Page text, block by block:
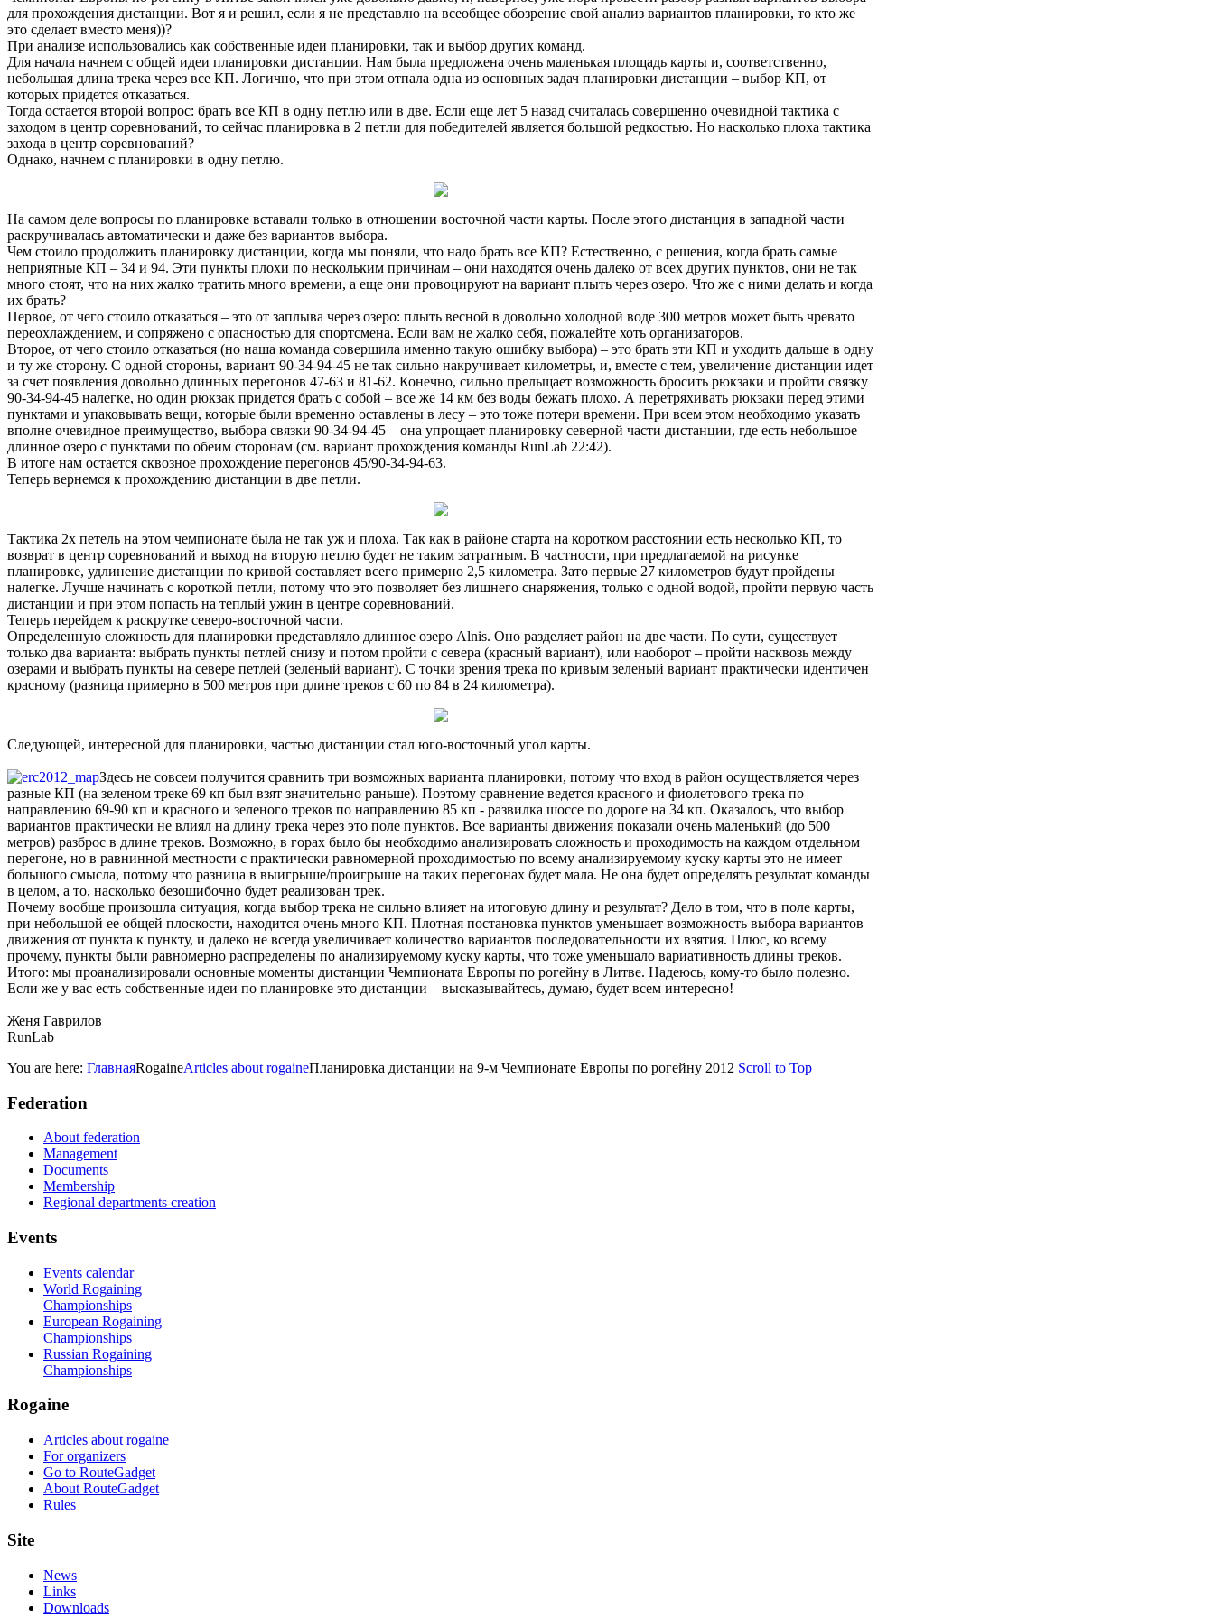
для прохождения дистанции. Вот я и решил, если я не представлю на всеобщее обозрение свой анализ вариантов планировки, то кто же
это сделает вместо меня))?
При анализе использовались как собственные идеи планировки, так и выбор других команд.
Для начала начнем с общей идеи планировки дистанции. Нам была предложена очень маленькая площадь карты и, соответственно,
небольшая длина трека через все КП. Логично, что при этом отпала одна из основных задач планировки дистанции – выбор КП, от
которых придется отказаться.
Тогда остается второй вопрос: брать все КП в одну петлю или в две. Если еще лет 5 назад считалась совершенно очевидной тактика с
заходом в центр соревнований, то сейчас планировка в 2 петли для победителей является большой редкостью. Но насколько плоха тактика
захода в центр соревнований?
Однако, начнем с планировки в одну петлю.
На самом деле вопросы по планировке вставали только в отношении восточной части карты. После этого дистанция в западной части
раскручивалась автоматически и даже без вариантов выбора.
Чем стоило продолжить планировку дистанции, когда мы поняли, что надо брать все КП? Естественно, с решения, когда брать самые
неприятные КП – 34 и 94. Эти пункты плохи по нескольким причинам – они находятся очень далеко от всех других пунктов, они не так
много стоят, что на них жалко тратить много времени, а еще они провоцируют на вариант плыть через озеро. Что же с ними делать и когда
их брать?
Первое, от чего стоило отказаться – это от заплыва через озеро: плыть весной в довольно холодной воде 300 метров может быть чревато
переохлаждением, и сопряжено с опасностью для спортсмена. Если вам не жалко себя, пожалейте хоть организаторов.
Второе, от чего стоило отказаться (но наша команда совершила именно такую ошибку выбора) – это брать эти КП и уходить дальше в одну
и ту же сторону. С одной стороны, вариант 90-34-94-45 не так сильно накручивает километры, и, вместе с тем, увеличение дистанции идет
за счет появления довольно длинных перегонов 47-63 и 81-62. Конечно, сильно прельщает возможность бросить рюкзаки и пройти связку
90-34-94-45 налегке, но один рюкзак придется брать с собой – все же 14 км без воды бежать плохо. А перетряхивать рюкзаки перед этими
пунктами и упаковывать вещи, которые были временно оставлены в лесу – это тоже потери времени. При всем этом необходимо указать
вполне очевидное преимущество, выбора связки 90-34-94-45 – она упрощает планировку северной части дистанции, где есть небольшое
длинное озеро с пунктами по обеим сторонам (см. вариант прохождения команды RunLab 22:42).
В итоге нам остается сквозное прохождение перегонов 45/90-34-94-63.
Теперь вернемся к прохождению дистанции в две петли.
Тактика 2х петель на этом чемпионате была не так уж и плоха. Так как в районе старта на коротком расстоянии есть несколько КП, то
возврат в центр соревнований и выход на вторую петлю будет не таким затратным. В частности, при предлагаемой на рисунке
планировке, удлинение дистанции по кривой составляет всего примерно 2,5 километра. Зато первые 27 километров будут пройдены
налегке. Лучше начинать с короткой петли, потому что это позволяет без лишнего снаряжения, только с одной водой, пройти первую часть
дистанции и при этом попасть на теплый ужин в центре соревнований.
Теперь перейдем к раскрутке северо-восточной части.
Определенную сложность для планировки представляло длинное озеро Alnis. Оно разделяет район на две части. По сути, существует
только два варианта: выбрать пункты петлей снизу и потом пройти с севера (красный вариант), или наоборот – пройти насквозь между
озерами и выбрать пункты на севере петлей (зеленый вариант). С точки зрения трека по кривым зеленый вариант практически идентичен
красному (разница примерно в 500 метров при длине треков с 60 по 84 в 24 километра).
Следующей, интересной для планировки, частью дистанции стал юго-восточный угол карты.
Здесь не совсем получится сравнить три возможных варианта планировки, потому что вход в район осуществляется через
разные КП (на зеленом треке 69 кп был взят значительно раньше). Поэтому сравнение ведется красного и фиолетового трека по
направлению 69-90 кп и красного и зеленого треков по направлению 85 кп - развилка шоссе по дороге на 34 кп. Оказалось, что выбор
вариантов практически не влиял на длину трека через это поле пунктов. Все варианты движения показали очень маленький (до 500
метров) разброс в длине треков. Возможно, в горах было бы необходимо анализировать сложность и проходимость на каждом отдельном
перегоне, но в равнинной местности с практически равномерной проходимостью по всему анализируемому куску карты это не имеет
большого смысла, потому что разница в выигрыше/проигрыше на таких перегонах будет мала. Не она будет определять результат команды
в целом, а то, насколько безошибочно будет реализован трек.
Почему вообще произошла ситуация, когда выбор трека не сильно влияет на итоговую длину и результат? Дело в том, что в поле карты,
при небольшой ее общей плоскости, находится очень много КП. Плотная постановка пунктов уменьшает возможность выбора вариантов
движения от пункта к пункту, и далеко не всегда увеличивает количество вариантов последовательности их взятия. Плюс, ко всему
прочему, пункты были равномерно распределены по анализируемому куску карты, что тоже уменьшало вариативность длины треков.
Итого: мы проанализировали основные моменты дистанции Чемпионата Европы по рогейну в Литве. Надеюсь, кому-то было полезно.
Если же у вас есть собственные идеи по планировке это дистанции – высказывайтесь, думаю, будет всем интересно!
Женя Гаврилов
RunLab
You are here: ГлавнаяRogaineArticles about rogaineПланировка дистанции на 9-м Чемпионате Европы по рогейну 2012 Scroll to Top
Federation
About federation
Management
Documents
Membership
Regional departments creation
Events
Events calendar
World Rogaining
Championships
European Rogaining
Championships
Russian Rogaining
Championships
Rogaine
Articles about rogaine
For organizers
Go to RouteGadget
About RouteGadget
Rules
Site
News
Links
Downloads